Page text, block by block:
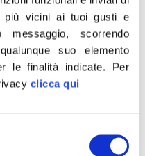
più vicini ai tuoi gusti e
messaggio, scorrendo
suo elemento
le finalità indicate. Per
clicca qui
battaglia di